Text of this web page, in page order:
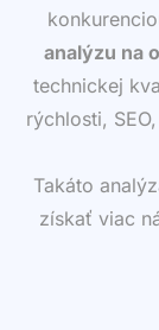
Ak vlastníte
analýzu na
technickej
rýchlosti,